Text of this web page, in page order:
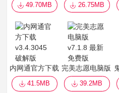
49.70MB 26.75MB
内网通官方下载 v3.4.3045 破解版
41.5MB
完美志愿电脑版
39.2MB